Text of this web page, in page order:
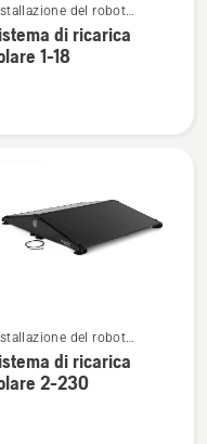
del robot
Automower®
di ricarica
1-18
del robot
Automower®
di ricarica
2-230